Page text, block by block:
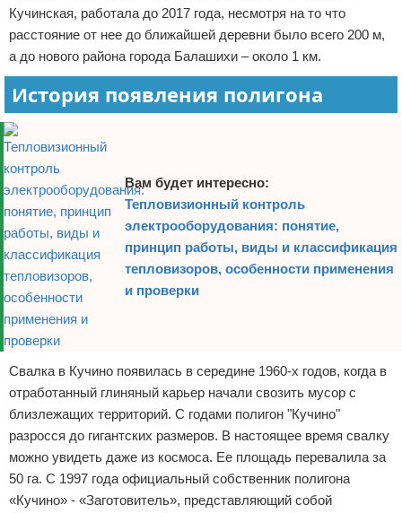
Кучинская, работала до 2017 года, несмотря на то что
расстояние от нее до ближайшей деревни было всего 200 м,
а до нового района города Балашихи – около 1 км.
История появления полигона
Вам будет интересно:
Тепловизионный контроль
электрооборудования: понятие,
принцип работы, виды и классификация
тепловизоров, особенности применения
и проверки
Свалка в Кучино появилась в середине 1960-х годов, когда в
отработанный глиняный карьер начали свозить мусор с
близлежащих территорий. С годами полигон "Кучино"
разросся до гигантских размеров. В настоящее время свалку
можно увидеть даже из космоса. Ее площадь перевалила за
50 га. С 1997 года официальный собственник полигона
«Кучино» - «Заготовитель», представляющий собой